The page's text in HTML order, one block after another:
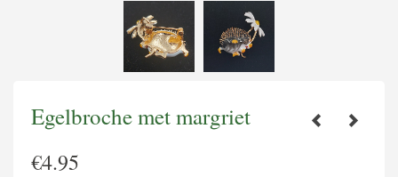
Egelbroche met margriet
€4.95